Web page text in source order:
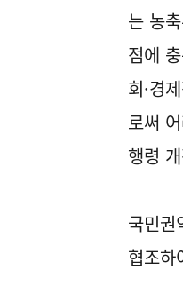
는 농
점에
회·경
로써
행령
국민권
협조하